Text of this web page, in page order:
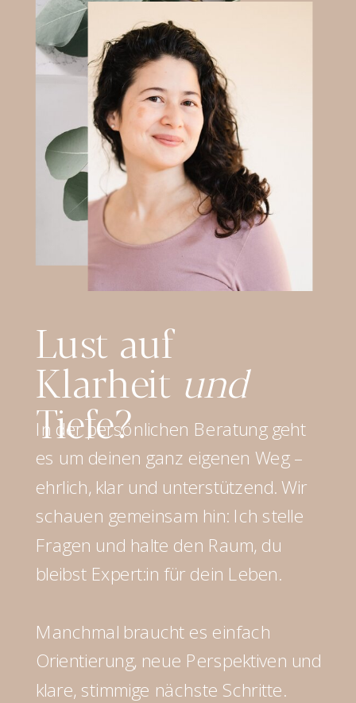
In der persönlichen Beratung geht
es um deinen ganz eigenen Weg –
ehrlich, klar und unterstützend. Wir
schauen gemeinsam hin: Ich stelle
Fragen und halte den Raum, du
bleibst Expert:in für dein Leben.
Manchmal braucht es einfach
Orientierung, neue Perspektiven und
klare, stimmige nächste Schritte.
Lust auf
Klarheit und
Tiefe?